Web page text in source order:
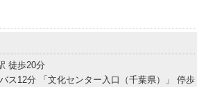
徒歩20分
ス12分 「文化センター入口（千葉県）」 停歩